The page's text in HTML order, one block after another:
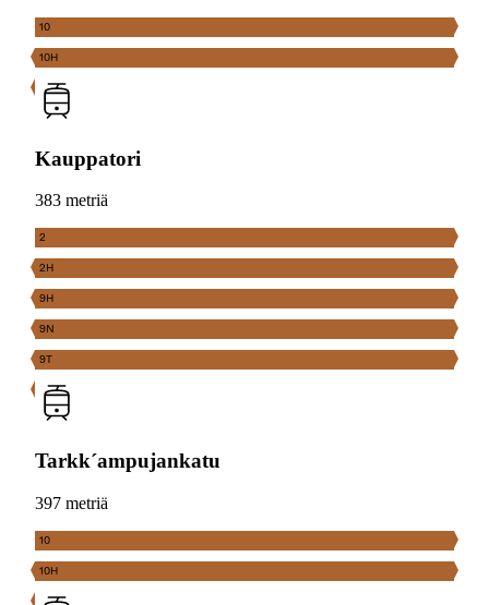
10
10H
Kauppatori
383 metriä
2
2H
9H
9N
9T
Tarkk´ampujankatu
397 metriä
10
10H